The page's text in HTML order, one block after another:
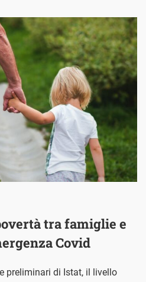
tra famiglie e
Covid
preliminari di Istat, il livello